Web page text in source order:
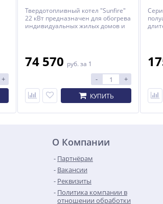
+
Твердотопливный котел "Sunfire"
22 кВт предназначен для обогрева
индивидуальных жилых домов и
принудительной циркуляцией.
74 570 руб. за 1
- +
КУПИТЬ
О Компании
Партнёрам
Вакансии
Реквизиты
Политика компании в
отношении обработки